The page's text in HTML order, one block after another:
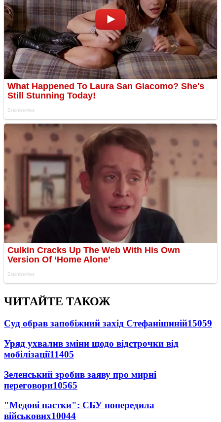
ЧИТАЙТЕ ТАКОЖ
Суд обрав запобіжний захід Стефанішиній15059
Уряд ухвалив зміни щодо відстрочки від
мобілізації11405
Зеленський зробив заяву про мирні
переговори10565
"Медові пастки": СБУ попередила
військових10044